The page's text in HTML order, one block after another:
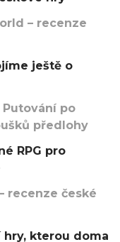
– recenze
ještě o
Putování po
předlohy
RPG pro
recenze české
hry, kterou doma